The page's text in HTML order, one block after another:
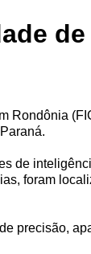
Rondônia
de
foram
precisão,